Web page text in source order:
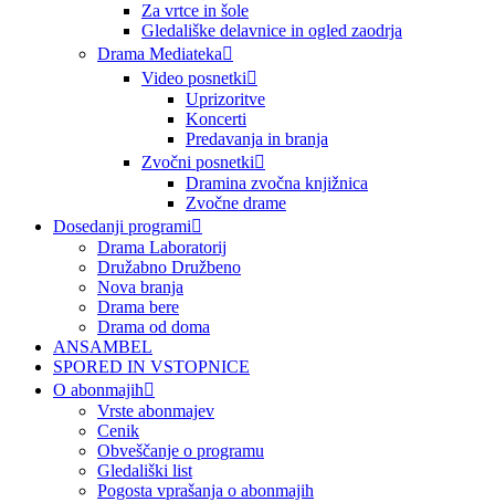
Za vrtce in šole
Gledališke delavnice in ogled zaodrja
Drama Mediateka
Video posnetki
Uprizoritve
Koncerti
Predavanja in branja
Zvočni posnetki
Dramina zvočna knjižnica
Zvočne drame
Dosedanji programi
Drama Laboratorij
Družabno Družbeno
Nova branja
Drama bere
Drama od doma
ANSAMBEL
SPORED IN VSTOPNICE
O abonmajih
Vrste abonmajev
Cenik
Obveščanje o programu
Gledališki list
Pogosta vprašanja o abonmajih